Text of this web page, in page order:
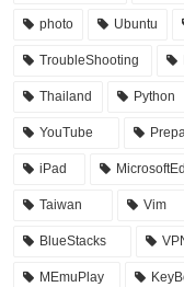
photo Ubuntu
TroubleShooting
Thailand Python
YouTube
iPad
Taiwan Vim
BlueStacks
MEmuPlay